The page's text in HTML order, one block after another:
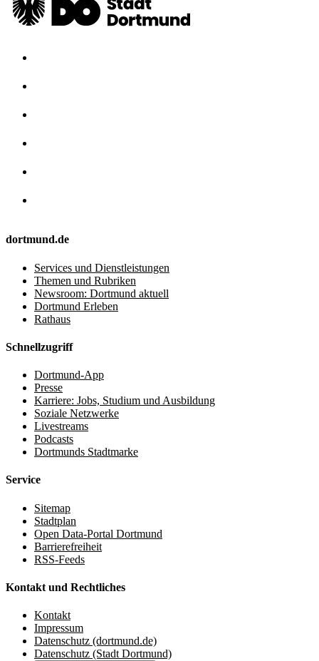
dortmund.de
Services und Dienstleistungen
Themen und Rubriken
Newsroom: Dortmund aktuell
Dortmund Erleben
Rathaus
Schnellzugriff
Dortmund-App
Presse
Karriere: Jobs, Studium und Ausbildung
Soziale Netzwerke
Livestreams
Podcasts
Dortmunds Stadtmarke
Service
Sitemap
Stadtplan
Open Data-Portal Dortmund
Barrierefreiheit
RSS-Feeds
Kontakt und Rechtliches
Kontakt
Impressum
Datenschutz (dortmund.de)
Datenschutz (Stadt Dortmund)